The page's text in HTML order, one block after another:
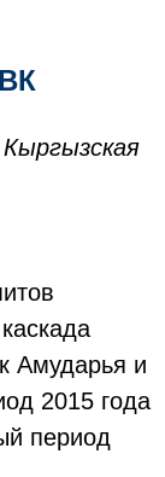
Амударья и
2015 года
период